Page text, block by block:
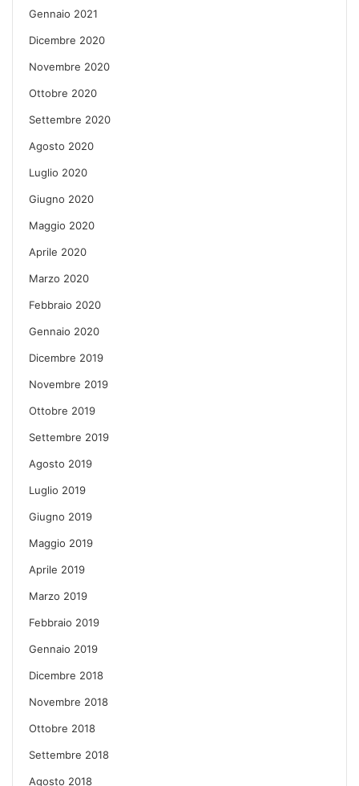
Gennaio 2021
Dicembre 2020
Novembre 2020
Ottobre 2020
Settembre 2020
Agosto 2020
Luglio 2020
Giugno 2020
Maggio 2020
Aprile 2020
Marzo 2020
Febbraio 2020
Gennaio 2020
Dicembre 2019
Novembre 2019
Ottobre 2019
Settembre 2019
Agosto 2019
Luglio 2019
Giugno 2019
Maggio 2019
Aprile 2019
Marzo 2019
Febbraio 2019
Gennaio 2019
Dicembre 2018
Novembre 2018
Ottobre 2018
Settembre 2018
Agosto 2018